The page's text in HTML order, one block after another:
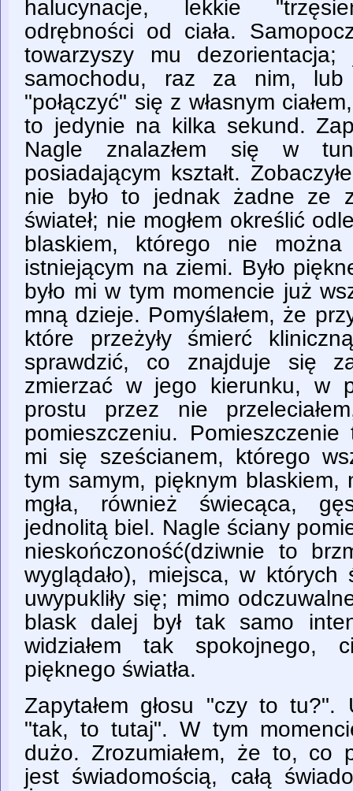
halucynacje, lekkie
odrębności od ciała.
towarzyszy mu
samochodu, raz za nim,
"połączyć" się z własnym
to jedynie na kilka sekund.
Nagle znalazłem się w
posiadającym kształt.
nie było to jednak żadne ze
świateł; nie mogłem określić
blaskiem, którego nie
istniejącym na ziemi. Było
było mi w tym momencie już
mną dzieje. Pomyślałem, że
które przeżyły śmierć
sprawdzić, co znajduje się za
zmierzać w jego kierunku, w
prostu przez nie
pomieszczeniu. Pomieszczenie
mi się sześcianem, którego
tym samym, pięknym blaskiem,
mgła, również świecąca,
jednolitą biel. Nagle ściany
nieskończoność(dziwnie to
wyglądało), miejsca, w których
uwypukliły się; mimo
blask dalej był tak samo
widziałem tak spokojnego,
pięknego światła.
Zapytałem głosu "czy to tu?".
"tak, to tutaj". W tym
dużo. Zrozumiałem, że to, co
jest świadomością, całą